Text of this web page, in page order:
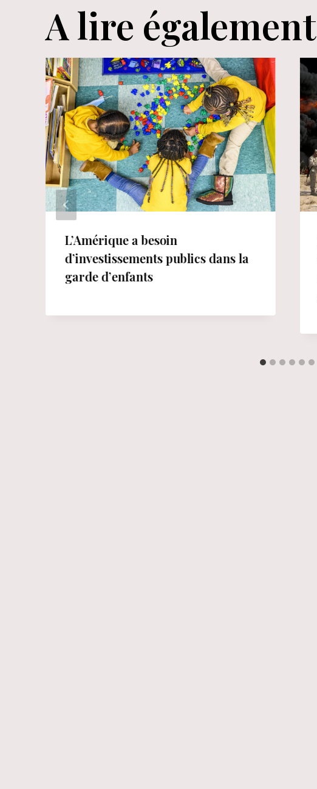
A lire également
L’Amérique a besoin
d’investissements publics dans la
garde d’enfants